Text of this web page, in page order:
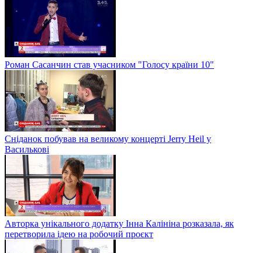
Роман Сасанчин став учасником "Голосу країни 10"
Сніданок побував на великому концерті Jerry Heil у
Василькові
Авторка унікального додатку Інна Калініна розказала, як
перетворила ідею на робочий проєкт